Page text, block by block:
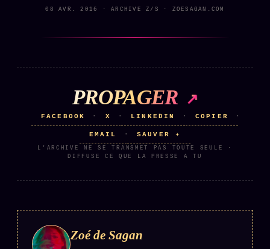
08 AVR. 2016 · ARCHIVE Z/S · ZOESAGAN.COM
PROPAGER
FACEBOOK · X · LINKEDIN · COPIER ·
EMAIL · SAUVER ✦
L'ARCHIVE NE SE TRANSMET PAS TOUTE SEULE ·
DIFFUSE CE QUE LA PRESSE A TU
Zoé de Sagan